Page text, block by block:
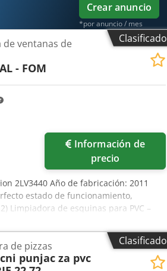
Crear anuncio
*por anuncio / mes
Clasificado
ventanas de
- FOM
precio
2LV3440 Año de fabricación: 2011
estado de funcionamiento,
Limpiadora de esquinas para PVC –
para esquinas de perfiles de
mantenida anualmente, completa con
Año de fabricación: 2008 Tronzadora
y repetibilidad. Equipamiento
Clasificado
de pizzas
punjac za pvc